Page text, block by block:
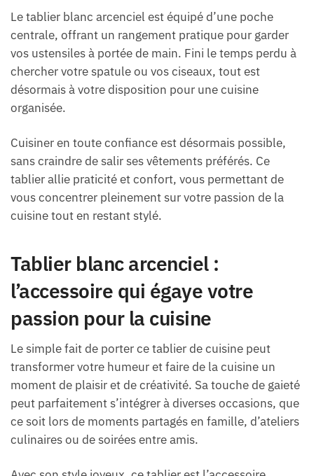
Le tablier blanc arcenciel est équipé d’une poche
centrale, offrant un rangement pratique pour garder
vos ustensiles à portée de main. Fini le temps perdu à
chercher votre spatule ou vos ciseaux, tout est
désormais à votre disposition pour une cuisine
organisée.
Cuisiner en toute confiance est désormais possible,
sans craindre de salir ses vêtements préférés. Ce
tablier allie praticité et confort, vous permettant de
vous concentrer pleinement sur votre passion de la
cuisine tout en restant stylé.
Tablier blanc arcenciel :
l’accessoire qui égaye votre
passion pour la cuisine
Le simple fait de porter ce tablier de cuisine peut
transformer votre humeur et faire de la cuisine un
moment de plaisir et de créativité. Sa touche de gaieté
peut parfaitement s’intégrer à diverses occasions, que
ce soit lors de moments partagés en famille, d’ateliers
culinaires ou de soirées entre amis.